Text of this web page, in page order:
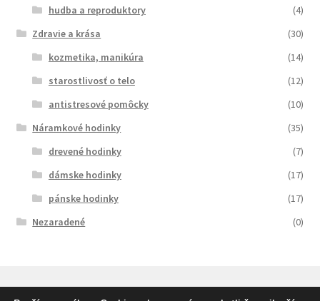
hudba a reproduktory
(4)
Zdravie a krása
(30)
kozmetika, manikúra
(14)
starostlivosť o telo
(12)
antistresové pomôcky
(10)
Náramkové hodinky
(35)
drevené hodinky
(7)
dámske hodinky
(17)
pánske hodinky
(17)
Nezaradené
(0)